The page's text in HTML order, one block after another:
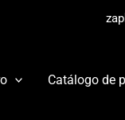
Catálogo de